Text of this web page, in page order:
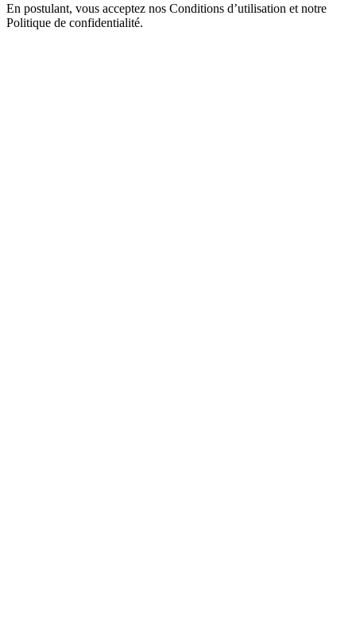
En postulant, vous acceptez nos Conditions d’utilisation et notre
Politique de confidentialité.